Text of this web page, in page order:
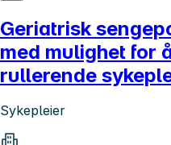
Geriatrisk
med mulighet for
rullerende
Sykepleier